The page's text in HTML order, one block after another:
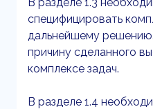
специфицировать
дальнейшему
причину сделанного
комплексе задач.
В разделе 1.4